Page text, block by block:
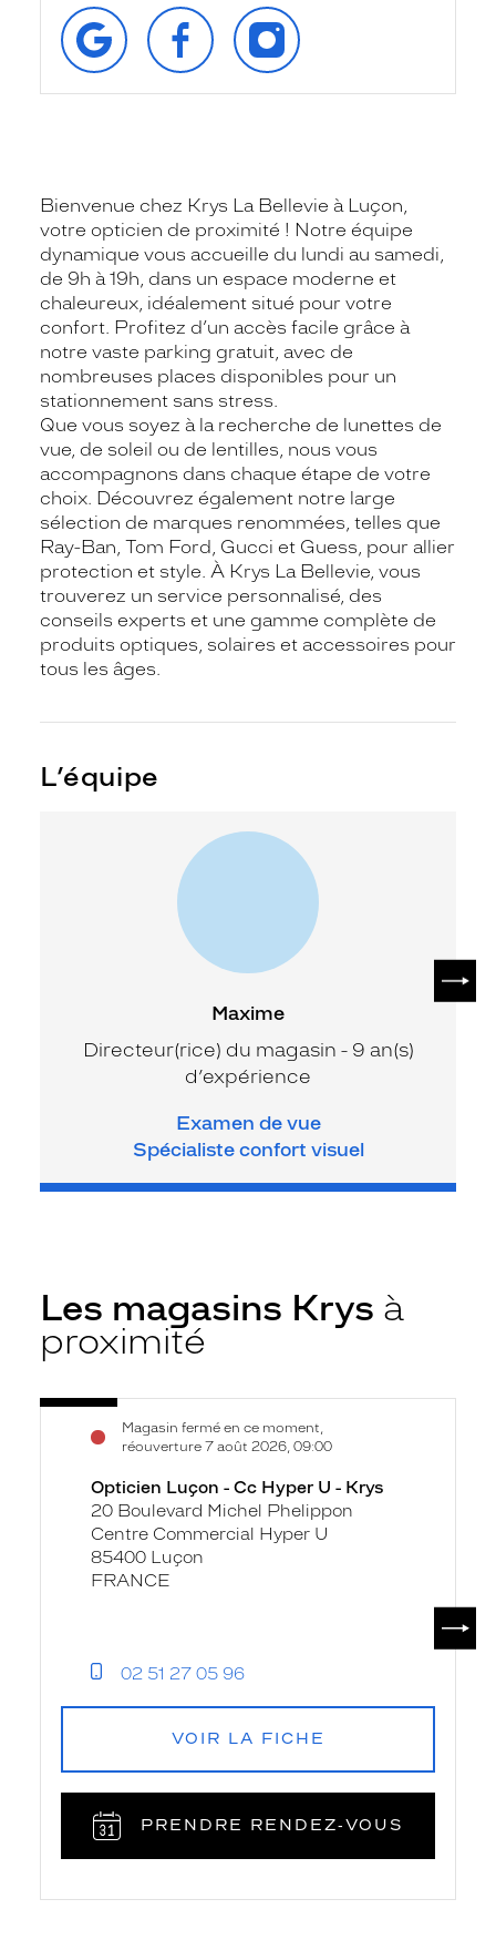
RETROUVEZ‑NOUS
SUR
GOOGLE
SUIVEZ‑NOUS
SUR
FACEBOOK
SUIVEZ‑NOUS
SUR
INSTAGRAM
Bienvenue chez Krys La Bellevie à Luçon,
votre opticien de proximité ! Notre équipe
dynamique vous accueille du lundi au samedi,
de 9h à 19h, dans un espace moderne et
chaleureux, idéalement situé pour votre
confort. Profitez d’un accès facile grâce à
notre vaste parking gratuit, avec de
nombreuses places disponibles pour un
stationnement sans stress.
Que vous soyez à la recherche de lunettes de
vue, de soleil ou de lentilles, nous vous
accompagnons dans chaque étape de votre
choix. Découvrez également notre large
sélection de marques renommées, telles que
Ray-Ban, Tom Ford, Gucci et Guess, pour allier
protection et style. À Krys La Bellevie, vous
trouverez un service personnalisé, des
conseils experts et une gamme complète de
produits optiques, solaires et accessoires pour
tous les âges.
L’équipe
Maxime
Directeur(rice) du magasin - 9 an(s)
d’expérience
Examen de vue
Spécialiste confort visuel
Les magasins Krys à
proximité
Opticien
Luçon
Hyper
Magasin fermé en ce moment,
réouverture 7 août 2026, 09:00
Voir
Opticien Luçon - Cc Hyper U - Krys
20 Boulevard Michel Phelippon
Centre Commercial Hyper U
85400 Luçon
FRANCE
02 51 27 05 96
VOIR LA FICHE
PRENDRE RENDEZ‑VOUS